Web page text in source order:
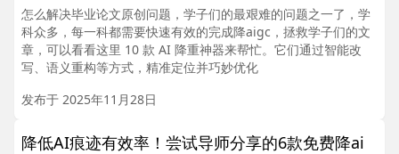
怎么解决毕业论文原创问题，学子们的最艰难的问题之一了，学
科众多，每一科都需要快速有效的完成降aigc，拯救学子们的文
章，可以看看这里 10 款 AI 降重神器来帮忙。它们通过智能改
写、语义重构等方式，精准定位并巧妙优化
发布于 2025年11月28日
降低AI痕迹有效率！尝试导师分享的6款免费降ai